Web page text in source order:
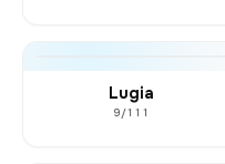
Lugia
9/111